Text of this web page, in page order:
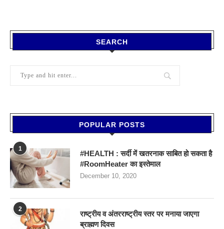
SEARCH
POPULAR POSTS
1
#HEALTH : सर्दी में खतरनाक साबित हो सकता है
#RoomHeater का इस्तेमाल
December 10, 2020
2
राष्ट्रीय व अंतरराष्ट्रीय स्तर पर मनाया जाएगा
ब्राह्मण दिवस